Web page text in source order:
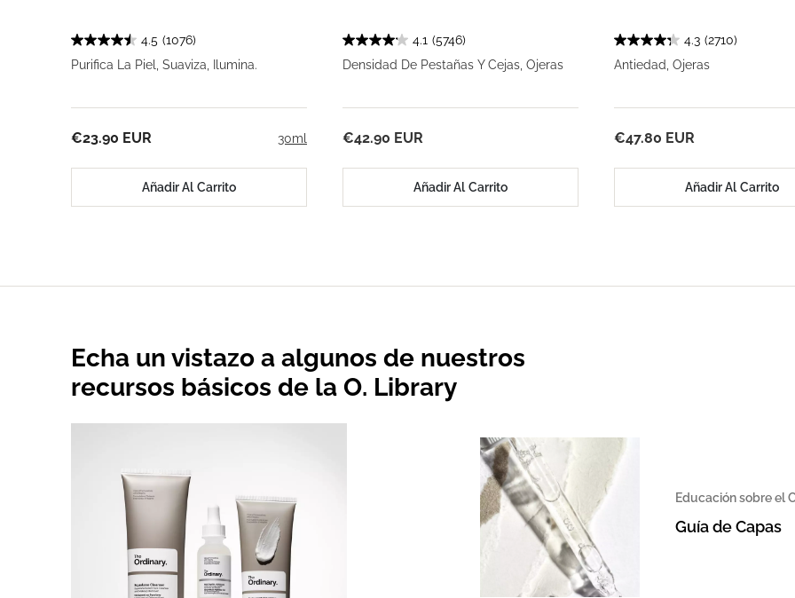
4.5 (1076)
Purifica La Piel, Suaviza, Ilumina.
30ml
€23.90 EUR
Añadir Al Carrito
4.1 (5746)
Densidad De Pestañas Y Cejas, Ojeras
€42.90 EUR
Añadir Al Carrito
4.3 (2710)
Antiedad, Ojeras
€47.80 EUR
Añadir Al Carrito
Echa un vistazo a algunos de nuestros
recursos básicos de la O. Library
Educación sobre el
Guía de Capas